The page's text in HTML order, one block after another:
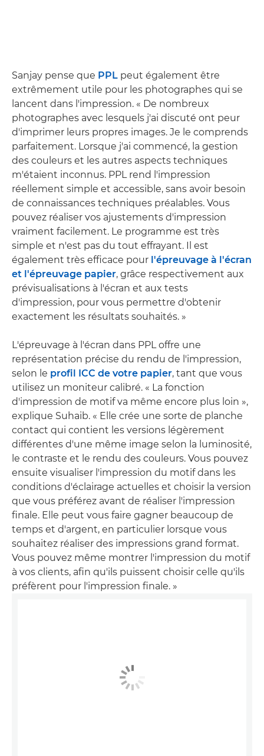
Sanjay pense que PPL peut également être
extrêmement utile pour les photographes qui se
lancent dans l'impression. « De nombreux
photographes avec lesquels j'ai discuté ont peur
d'imprimer leurs propres images. Je le comprends
parfaitement. Lorsque j'ai commencé, la gestion
des couleurs et les autres aspects techniques
m'étaient inconnus. PPL rend l'impression
réellement simple et accessible, sans avoir besoin
de connaissances techniques préalables. Vous
pouvez réaliser vos ajustements d'impression
vraiment facilement. Le programme est très
simple et n'est pas du tout effrayant. Il est
également très efficace pour l'épreuvage à l'écran
et l'épreuvage papier, grâce respectivement aux
prévisualisations à l'écran et aux tests
d'impression, pour vous permettre d'obtenir
exactement les résultats souhaités. »
L'épreuvage à l'écran dans PPL offre une
représentation précise du rendu de l'impression,
selon le profil ICC de votre papier, tant que vous
utilisez un moniteur calibré. « La fonction
d'impression de motif va même encore plus loin »,
explique Suhaib. « Elle crée une sorte de planche
contact qui contient les versions légèrement
différentes d'une même image selon la luminosité,
le contraste et le rendu des couleurs. Vous pouvez
ensuite visualiser l'impression du motif dans les
conditions d'éclairage actuelles et choisir la version
que vous préférez avant de réaliser l'impression
finale. Elle peut vous faire gagner beaucoup de
temps et d'argent, en particulier lorsque vous
souhaitez réaliser des impressions grand format.
Vous pouvez même montrer l'impression du motif
à vos clients, afin qu'ils puissent choisir celle qu'ils
préfèrent pour l'impression finale. »